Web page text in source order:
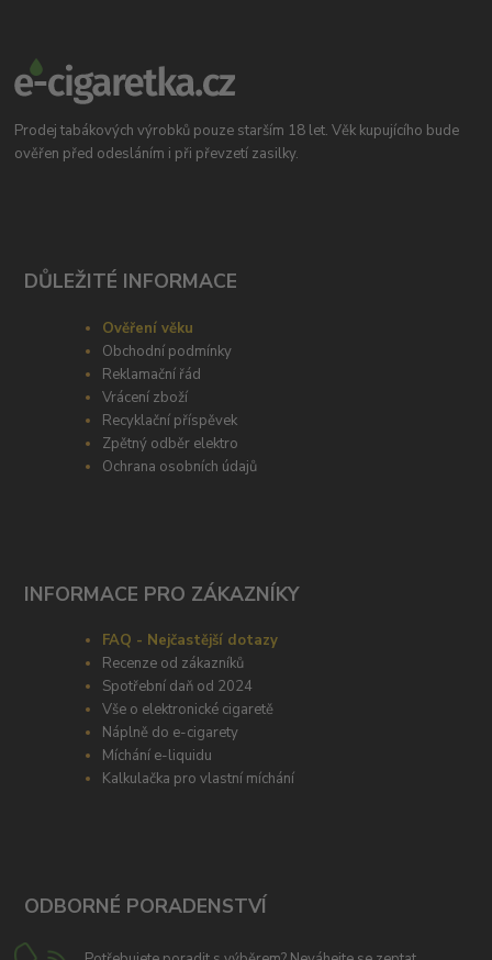
Prodej tabákových výrobků pouze starším 18 let. Věk kupujícího bude
ověřen před odesláním i při převzetí zasilky.
DŮLEŽITÉ INFORMACE
Ověření věku
Obchodní podmínky
Reklamační řád
Vrácení zboží
Recyklační příspěvek
Zpětný odběr elektro
Ochrana osobních údajů
INFORMACE PRO ZÁKAZNÍKY
FAQ - Nejčastější dotazy
Recenze od zákazníků
Spotřební daň od 2024
Vše o elektronické cigaretě
Náplně do e-cigarety
Míchání e-liquidu
Kalkulačka pro vlastní míchání
ODBORNÉ PORADENSTVÍ